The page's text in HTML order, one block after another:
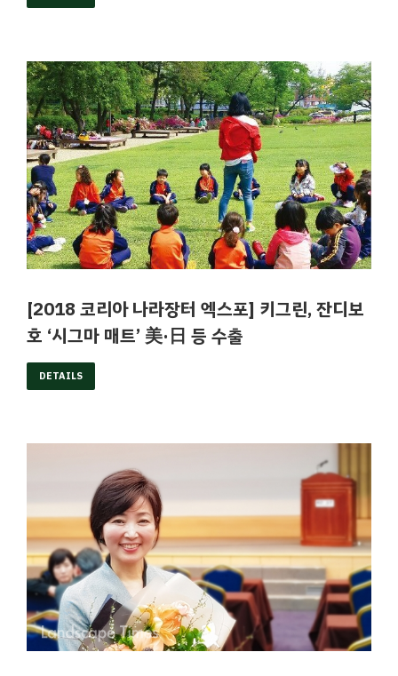
[2018 코리아 나라장터 엑스포] 키그린, 잔디보
호 ‘시그마 매트’ 美·日 등 수출
DETAILS